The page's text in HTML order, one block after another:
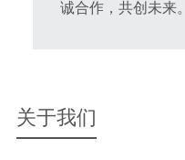
诚合作，共创未来。
关于我们